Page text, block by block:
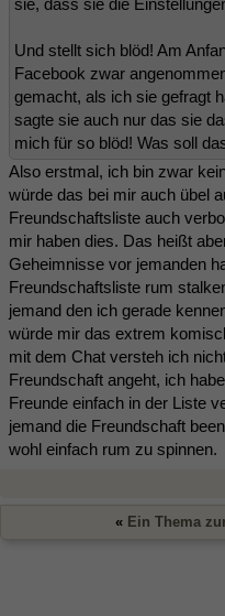
sie, dass sie die
Und stellt sich blöd! Am
Facebook zwar
gemacht, als ich sie gefragt
sagte sie auch nur das sie
mich für so blöd! Was soll
Also erstmal, ich bin zwar
würde das bei mir auch übel
Freundschaftsliste auch
mir haben dies. Das heißt
Geheimnisse vor jemanden
Freundschaftsliste rum
jemand den ich gerade
würde mir das extrem
mit dem Chat versteh ich
Freundschaft angeht, ich
Freunde einfach in der Liste
jemand die Freundschaft
wohl einfach rum zu spinnen.
« Ein Thema